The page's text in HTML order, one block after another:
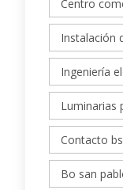
Centro
Instalación
Ingeniería
Luminarias
Contacto
Bo san